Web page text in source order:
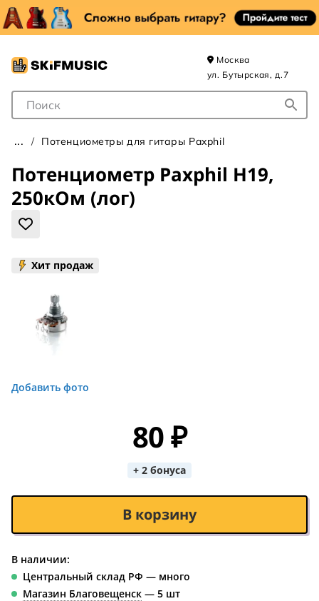
Поле для Поиска
Москва
ул. Бутырская, д.7
Потенциометры для гитары Paxphil
Потенциометр Paxphil H19,
250кОм (лог)
Хит продаж
Добавить фото
80 ₽
+ 2 бонуса
В корзину
В наличии:
Центральный склад РФ — много
Магазин Благовещенск — 5 шт